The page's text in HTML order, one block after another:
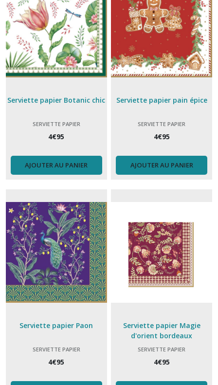
Serviette papier Botanic chic
SERVIETTE PAPIER
4€95
AJOUTER AU PANIER
Serviette papier pain épice
SERVIETTE PAPIER
4€95
AJOUTER AU PANIER
Serviette papier Paon
SERVIETTE PAPIER
4€95
Serviette papier Magie
d'orient bordeaux
SERVIETTE PAPIER
4€95
Mug
(36)
Planches
à
découper
(2)
saladier
(8)
Cuillère
(5)
Repose
sachet
thé
(1)
Set
apéro
papier